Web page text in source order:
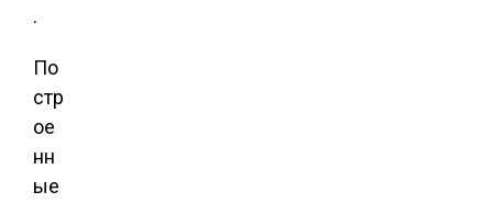
.
По
стр
ое
нн
ые